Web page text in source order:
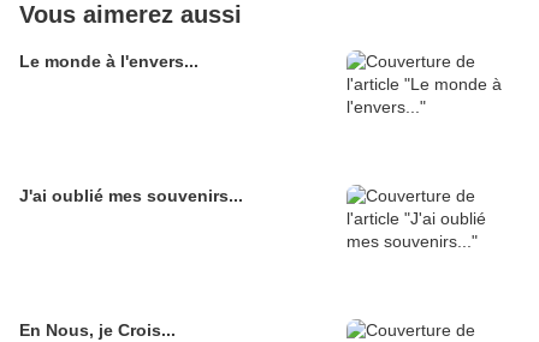
Vous aimerez aussi
Le monde à l'envers...
J'ai oublié mes souvenirs...
En Nous, je Crois...